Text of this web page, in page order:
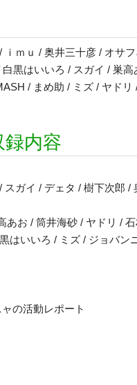
ｍｕ / 奥井三十彦 / オサ
黒はいいろ / スガイ / 巣
/ まめ助 / ミズ / ヤド
内容
ガイ / デェタ / 樹下次郎 /
あお / 筒井海砂 / ヤドリ /
はいいろ / ミズ / ジョバン
の活動レポート